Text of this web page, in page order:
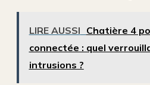
LIRE AUSSI Chatière 4
connectée : quel
intrusions ?